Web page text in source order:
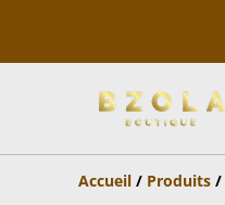
Accueil / Produits /